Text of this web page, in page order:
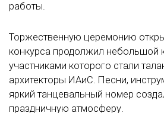
работы.
Торжественную церемонию
конкурса продолжил небольшой
участниками которого стали
архитекторы ИАиС. Песни,
яркий танцевальный номер
праздничную атмосферу.